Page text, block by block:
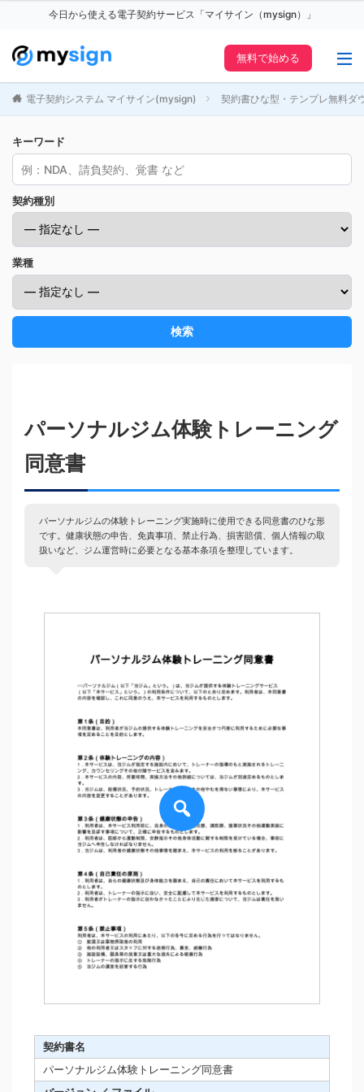
今日から使える電子契約サービス「マイサイン（mysign）」
無料で始める
電子契約システム マイサイン(mysign) 契約書ひな型・テンプレ無料ダ
キーワード
契約種別
業種
検索
パーソナルジム体験トレーニング
同意書
パーソナルジムの体験トレーニング実施時に使用できる同意書のひな形
です。健康状態の申告、免責事項、禁止行為、損害賠償、個人情報の取
扱いなど、ジム運営時に必要となる基本条項を整理しています。
契約書名
パーソナルジム体験トレーニング同意書